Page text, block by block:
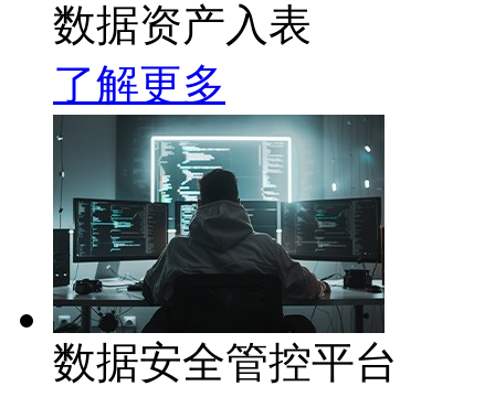
数据资产入表
了解更多
数据安全管控平台